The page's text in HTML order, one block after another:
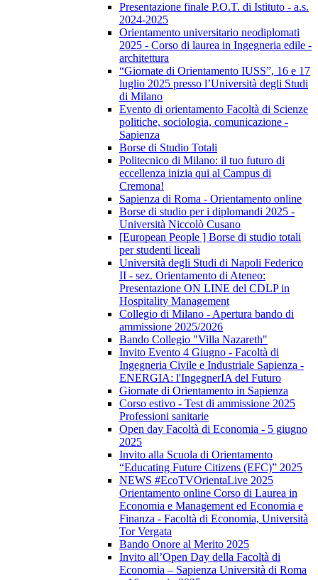
Presentazione finale P.O.T. di Istituto - a.s.
2024-2025
Orientamento universitario neodiplomati
2025 - Corso di laurea in Ingegneria edile -
architettura
“Giornate di Orientamento IUSS”, 16 e 17
luglio 2025 presso l’Università degli Studi
di Milano
Evento di orientamento Facoltà di Scienze
politiche, sociologia, comunicazione -
Sapienza
Borse di Studio Totali
Politecnico di Milano: il tuo futuro di
eccellenza inizia qui al Campus di
Cremona!
Sapienza di Roma - Orientamento online
Borse di studio per i diplomandi 2025 -
Università Niccolò Cusano
[European People ] Borse di studio totali
per studenti liceali
Università degli Studi di Napoli Federico
II - sez. Orientamento di Ateneo:
Presentazione ON LINE del CDLP in
Hospitality Management
Collegio di Milano - Apertura bando di
ammissione 2025/2026
Bando Collegio "Villa Nazareth"
Invito Evento 4 Giugno - Facoltà di
Ingegneria Civile e Industriale Sapienza -
ENERGIA: l'IngegnerIA del Futuro
Giornate di Orientamento in Sapienza
Corso estivo - Test di ammissione 2025
Professioni sanitarie
Open day Facoltà di Economia - 5 giugno
2025
Invito alla Scuola di Orientamento
“Educating Future Citizens (EFC)” 2025
NEWS #EcoTVOrientaLive 2025
Orientamento online Corso di Laurea in
Economia e Management ed Economia e
Finanza - Facoltà di Economia, Università
Tor Vergata
Bando Onore al Merito 2025
Invito all’Open Day della Facoltà di
Economia – Sapienza Università di Roma